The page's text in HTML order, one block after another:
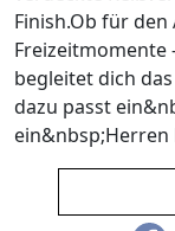
Finish.Ob für
Freizeitmomente
begleitet dich
dazu passt
ein&nbsp;Herren